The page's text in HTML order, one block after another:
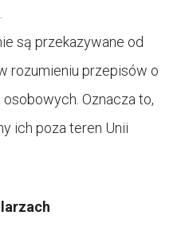
są przekazywane od
rozumieniu przepisów o
Oznacza to,
ich poza teren Unii